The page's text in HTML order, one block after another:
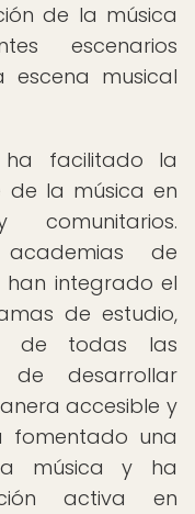
de la música
escenarios
escena musical
facilitado la
de la música en
academias de
han integrado el
de estudio,
de todas las
desarrollar
accesible y
fomentado una
música y ha
activa en